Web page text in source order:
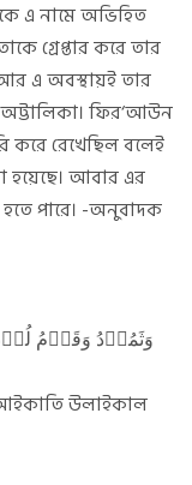
এ নামে অভিহিত
গ্রেপ্তার করে তার
এ অবস্থায়ই তার
করে রেখেছিল বলেই
হতে পারে। -অনুবাদক
وَثَمُوۡدُ وَقَوۡمُ
উলাইকাল